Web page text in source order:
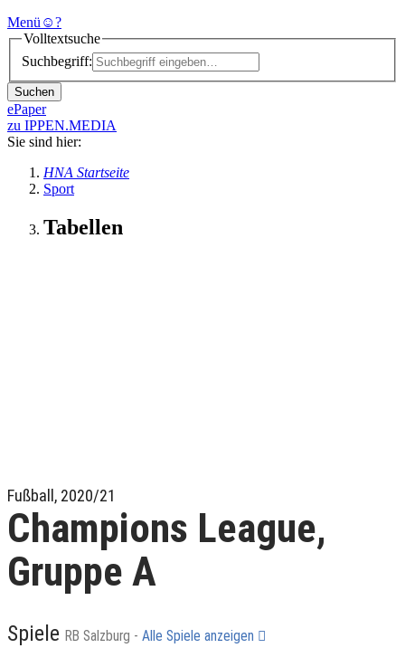
Menü ☺?
Volltextsuche
Suchbegriff:
Suchen
ePaper
zu IPPEN.MEDIA
Sie sind hier:
HNA Startseite
Sport
Tabellen
Fußball, 2020/21
Champions League,
Gruppe A
Spiele RB Salzburg - Alle Spiele anzeigen